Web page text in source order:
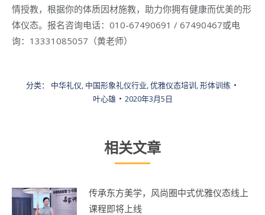
情授教，根据你的体质因材施教，助力你拥有健康而优美的形
体仪态。报名咨询电话：010-67490691 / 67490467或电
询：13331085057（黄老师）
分类： 中华礼仪, 中国形象礼仪行业,优雅仪态培训,形体训练
叶心雄
2020年3月5日
相关文章
传承东方美学，风尚圈中式优雅仪态线上
课程即将上线